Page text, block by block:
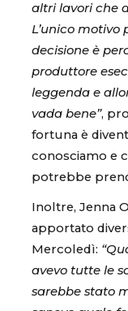
altri lavori che
L’unico
decisione è
produttore
leggenda e
vada bene”,
fortuna è
conosciamo e
potrebbe
Inoltre, Jenna
apportato
Mercoledì:
avevo tutte le
sarebbe stato